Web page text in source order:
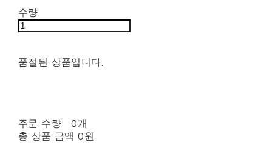
수량
품절된 상품입니다.
주문 수량
0개
총 상품 금액 0원